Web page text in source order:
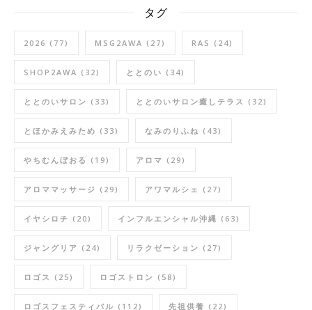
タグ
2026 (77) MSG2AWA (27) RAS (24)
SHOP2AWA (32) ととのい (34)
ととのいサロン (33) ととのいサロン癒しテラス (32)
とほかみえみため (33) なみのりふね (43)
やちむんぼおる (19) アロマ (29)
アロママッサージ (29) アワマルシェ (27)
イヤシロチ (20) インフルエンシャル沖縄 (63)
ジャングリア (24) リラクゼーション (27)
ロゴス (25) ロゴストロン (58)
ロゴスフェスティバル (112) 先祖供養 (22)